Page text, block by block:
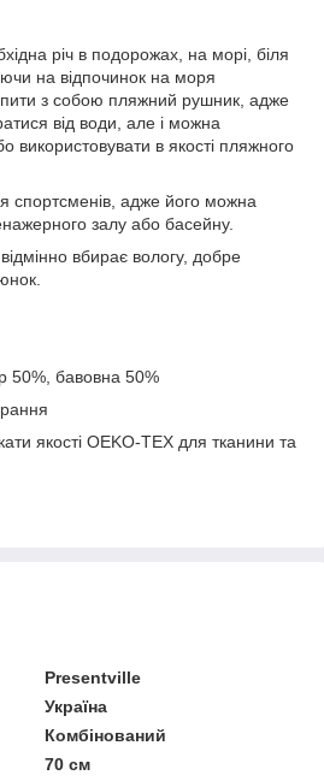
річ в подорожах, на морі, біля
на відпочинок на моря
з собою пляжний рушник, адже
від води, але і можна
використовувати в якості пляжного
спортсменів, адже його можна
залу або басейну.
вбирає вологу, добре
50%, бавовна 50%
якості OEKO-TEX для тканини та
Presentville
Україна
Комбінований
70 см